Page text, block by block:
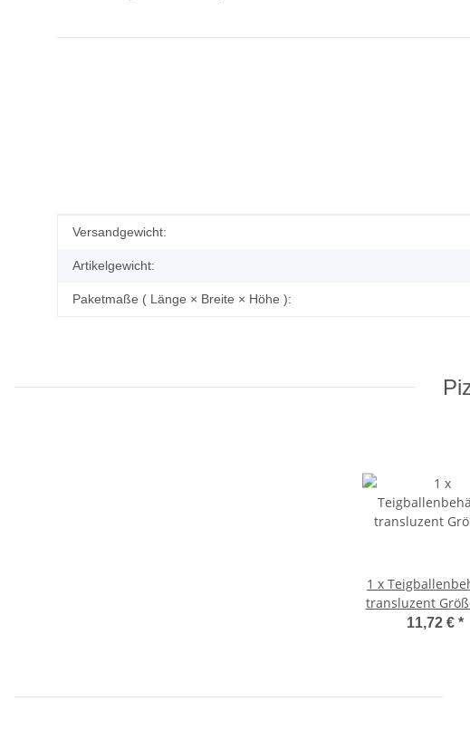
Produkteigenschaft
Wert
Versandgewicht:
Artikelgewicht:
Paketmaße ( Länge × Breite × Höhe ):
1 x
transluzent
x 27,5 x 8,5 cm
11,72 € *